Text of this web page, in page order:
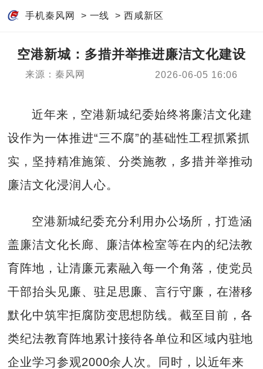
手机秦风网 > 一线 > 西咸新区
空港新城：多措并举推进廉洁文化建设
来源：秦风网 2026-06-05 16:06
近年来，空港新城纪委始终将廉洁文化建
设作为一体推进“三不腐”的基础性工程抓紧抓
实，坚持精准施策、分类施教，多措并举推动
廉洁文化浸润人心。
空港新城纪委充分利用办公场所，打造涵
盖廉洁文化长廊、廉洁体检室等在内的纪法教
育阵地，让清廉元素融入每一个角落，使党员
干部抬头见廉、驻足思廉、言行守廉，在潜移
默化中筑牢拒腐防变思想防线。截至目前，各
类纪法教育阵地累计接待各单位和区域内驻地
企业学习参观2000余人次。同时，以近年来